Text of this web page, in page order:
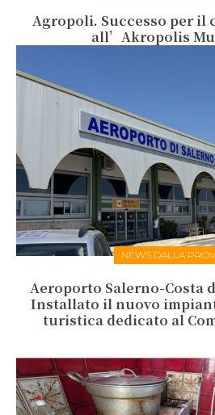
Agropoli. Successo per il
all’Akropolis
NEWS DALLA
Aeroporto Salerno-Costa
Installato il nuovo
turistica dedicato al